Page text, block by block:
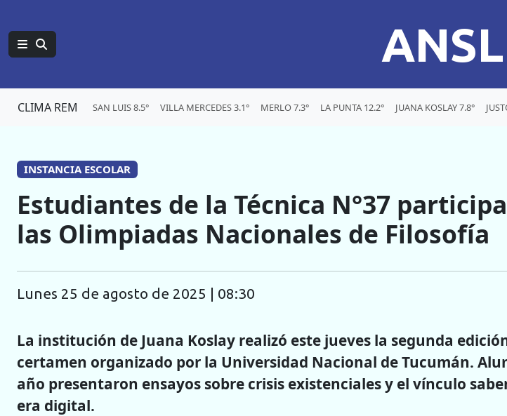
ANSL
CLIMA REM SAN LUIS 8.5° VILLA MERCEDES 3.1° MERLO 7.3° LA PUNTA 12.2° JUANA KOSLAY 7.8°
INSTANCIA ESCOLAR
Estudiantes de la Técnica N°37
las Olimpiadas Nacionales de Filosofía
lunes 25 de agosto de 2025 | 08:30
La institución de Juana Koslay realizó este jueves la segunda
certamen organizado por la Universidad Nacional de Tucumán.
año presentaron ensayos sobre crisis existenciales y el vínculo
era digital.